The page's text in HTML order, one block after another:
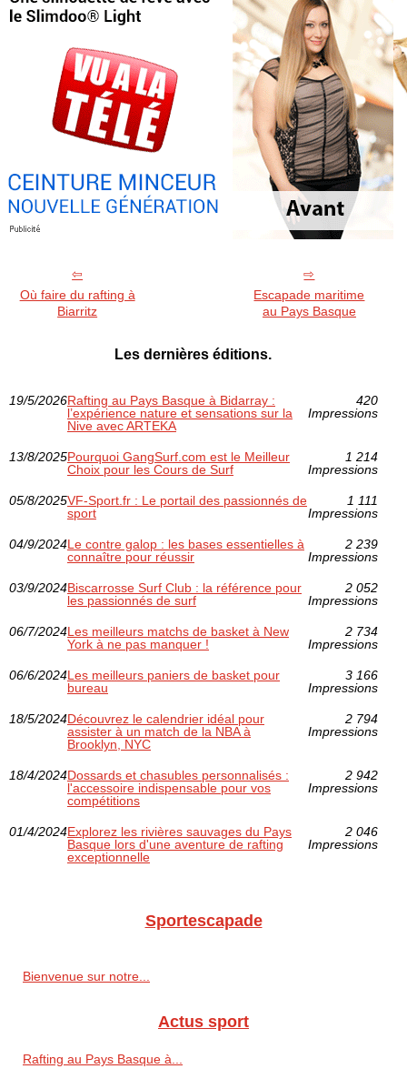
Où faire du rafting à
Biarritz
Escapade maritime
au Pays Basque
Les dernières éditions.
19/5/2026Rafting au Pays Basque à Bidarray :
l’expérience nature et sensations sur la
Nive avec ARTEKA
420
Impressions
13/8/2025Pourquoi GangSurf.com est le Meilleur
Choix pour les Cours de Surf
1 214
Impressions
05/8/2025VF-Sport.fr : Le portail des passionnés de
sport
1 111
Impressions
04/9/2024Le contre galop : les bases essentielles à
connaître pour réussir
2 239
Impressions
03/9/2024Biscarrosse Surf Club : la référence pour
les passionnés de surf
2 052
Impressions
06/7/2024Les meilleurs matchs de basket à New
York à ne pas manquer !
2 734
Impressions
06/6/2024Les meilleurs paniers de basket pour
bureau
3 166
Impressions
18/5/2024Découvrez le calendrier idéal pour
assister à un match de la NBA à
Brooklyn, NYC
2 794
Impressions
18/4/2024Dossards et chasubles personnalisés :
l'accessoire indispensable pour vos
compétitions
2 942
Impressions
01/4/2024Explorez les rivières sauvages du Pays
Basque lors d'une aventure de rafting
exceptionnelle
2 046
Impressions
Sportescapade
Bienvenue sur notre...
Actus sport
Rafting au Pays Basque à...